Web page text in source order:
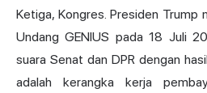
Ketiga, Kongres. Presiden Trump
Undang GENIUS pada 18 Juli
suara Senat dan DPR dengan
adalah kerangka kerja